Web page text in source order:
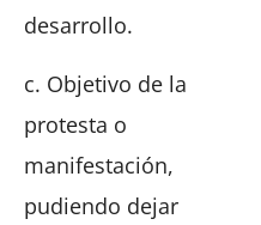
desarrollo.
c. Objetivo de la
protesta o
manifestación,
pudiendo dejar